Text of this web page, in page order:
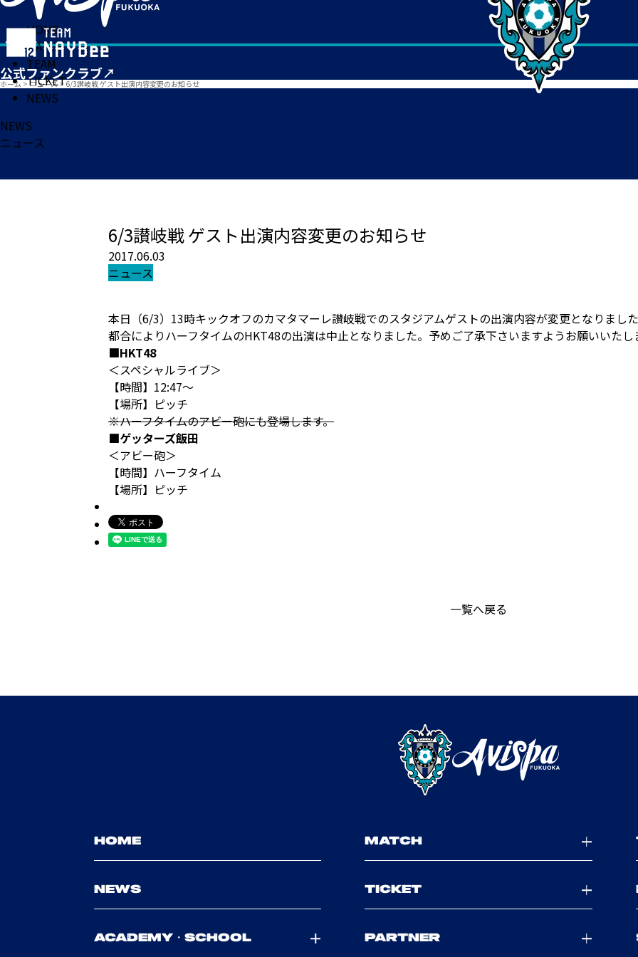
HOME
MATCH
TEAM
TICKET
NEWS
ホーム > ニュース> 6/3讃岐戦 ゲスト出演内容変更のお知らせ
NEWS
ニュース
6/3讃岐戦 ゲスト出演内容変更のお知らせ
2017.06.03
ニュース
本日（6/3）13時キックオフのカマタマーレ讃岐戦でのスタジアムゲストの出演内容が変更となりまし
都合によりハーフタイムのHKT48の出演は中止となりました。予めご了承下さいますようお願いいたし
■HKT48
＜スペシャルライブ＞
【時間】12:47～
【場所】ピッチ
※ハーフタイムのアビー砲にも登場します。
■ゲッターズ飯田
＜アビー砲＞
【時間】ハーフタイム
【場所】ピッチ
一覧へ戻る
HOME MATCH
NEWS TICKET
ACADEMY・SCHOOL PARTNER